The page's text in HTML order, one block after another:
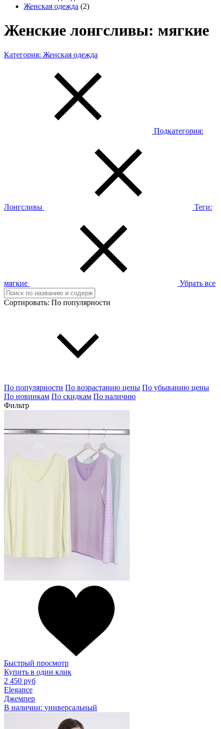
Женская одежда (2)
Женские лонгсливы: мягкие
Категория: Женская одежда
Подкатегория:
Лонгсливы Теги:
мягкие Убрать все
Сортировать: По популярности
По популярности По возрастанию цены По убыванию цены
По новинкам По скидкам По наличию
Фильтр
Быстрый просмотр
Купить в один клик
2 450 руб
Elegance
Джемпер
В наличии: универсальный